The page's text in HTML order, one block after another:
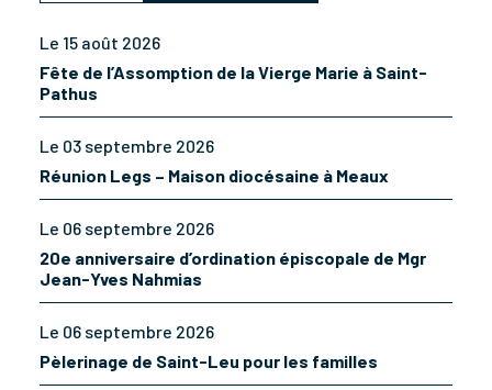
Le 15 août 2026
Fête de l’Assomption de la Vierge Marie à Saint-
Pathus
Le 03 septembre 2026
Réunion Legs – Maison diocésaine à Meaux
Le 06 septembre 2026
20e anniversaire d’ordination épiscopale de Mgr
Jean-Yves Nahmias
Le 06 septembre 2026
Pèlerinage de Saint-Leu pour les familles